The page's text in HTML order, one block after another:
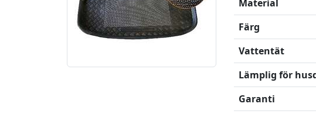
Material
Färg
Vattentät
Lämplig för
Garanti